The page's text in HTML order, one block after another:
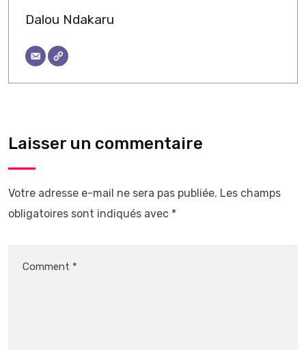
Dalou Ndakaru
Laisser un commentaire
Votre adresse e-mail ne sera pas publiée. Les champs
obligatoires sont indiqués avec *